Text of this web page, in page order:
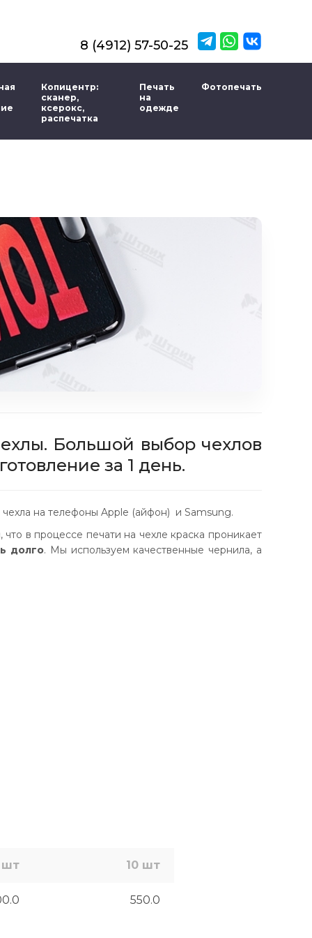
8 (4912) 57-50-25
Копицентр:
сканер,
ксерокс,
распечатка
Печать
на
одежде
Фотопечать
Большой выбор чехлов
за 1 день.
чехла на телефоны Apple (айфон) и Samsung.
в процессе печати на чехле краска проникает
долго. Мы используем качественные чернила, а
шт 10 шт
550.0